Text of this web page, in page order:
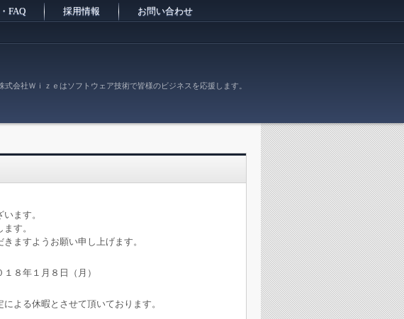
式会社Ｗｉｚｅはソフトウェア技術で皆様のビジネスを応援します。
FAQ 採用情報 お問い合わせ
ます。
す。
ますようお願い申し上げます。
８年１月８日（月）
よる休暇とさせて頂いております。